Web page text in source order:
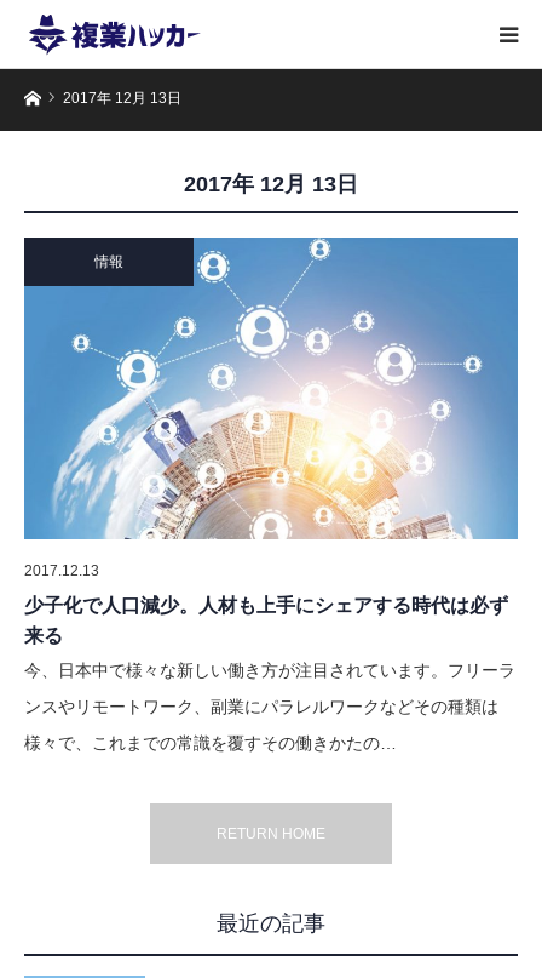
ホーム2017年 12月 13日
2017年 12月 13日
情報
2017.12.13
少子化で人口減少。人材も上手にシェアする時代は必ず
来る
今、日本中で様々な新しい働き方が注目されています。フリーラ
ンスやリモートワーク、副業にパラレルワークなどその種類は
様々で、これまでの常識を覆すその働きかたの…
RETURN HOME
最近の記事